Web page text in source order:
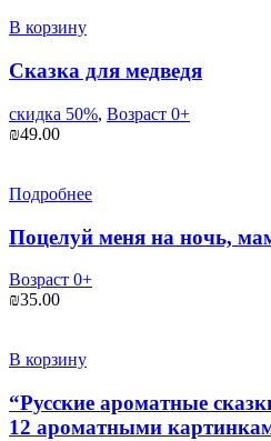
₪35.00.
В корзину
Сказка для медведя
скидка 50%, Возраст 0+
₪49.00
Подробнее
Поцелуй меня на ночь,
Возраст 0+
₪35.00
В корзину
“Русские ароматные
12 ароматными